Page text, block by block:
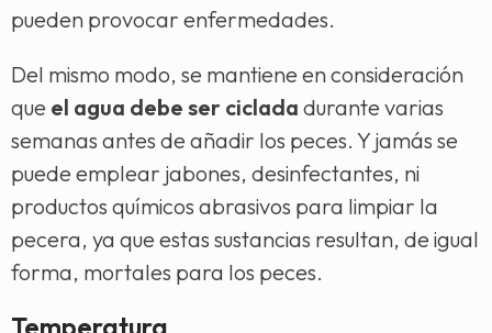
pueden provocar enfermedades.
Del mismo modo, se mantiene en consideración
que el agua debe ser ciclada durante varias
semanas antes de añadir los peces. Y jamás se
puede emplear jabones, desinfectantes, ni
productos químicos abrasivos para limpiar la
pecera, ya que estas sustancias resultan, de igual
forma, mortales para los peces.